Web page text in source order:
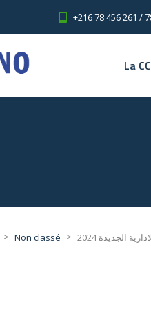
+216 78 456 261 /
La
> Non classé > الجديدة 2024